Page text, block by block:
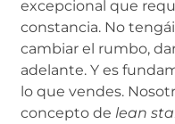
excepcional que
constancia. No
cambiar el rumbo,
adelante. Y es
lo que vendes.
concepto de lean